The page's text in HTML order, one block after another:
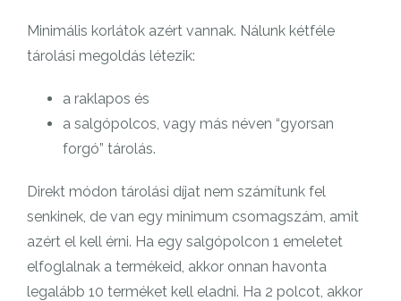
Minimális korlátok azért vannak. Nálunk kétféle
tárolási megoldás létezik:
a raklapos és
a salgópolcos, vagy más néven “gyorsan
forgó” tárolás.
Direkt módon tárolási díjat nem számítunk fel
senkinek, de van egy minimum csomagszám, amit
azért el kell érni. Ha egy salgópolcon 1 emeletet
elfoglalnak a termékeid, akkor onnan havonta
legalább 10 terméket kell eladni. Ha 2 polcot, akkor